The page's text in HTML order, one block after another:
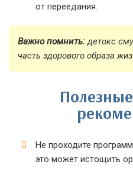
от переедания.
Важно помнить:детокс
часть здорового образа
Не проходите
это может истощить